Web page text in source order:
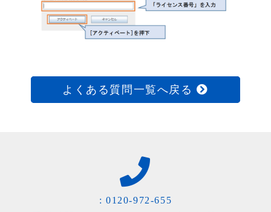
よくある質問一覧へ戻る
: 0120-972-655